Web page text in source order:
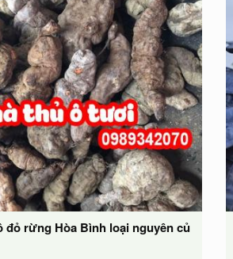
đỏ rừng Hòa Bình loại nguyên củ